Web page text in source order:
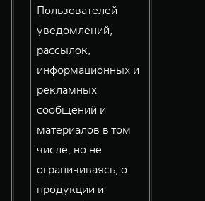
Пользователей
уведомлений,
рассылок,
информационных и
рекламных
сообщений и
материалов в том
числе, но не
ограничиваясь, о
продукции и